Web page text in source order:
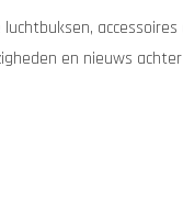
en nieuws